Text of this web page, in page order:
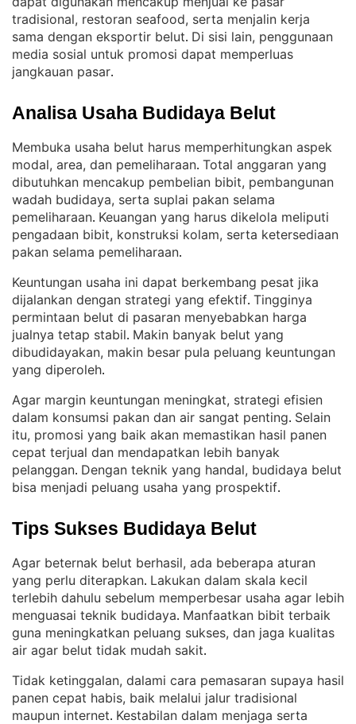
tradisional, restoran seafood, serta menjalin kerja
sama dengan eksportir belut. Di sisi lain, penggunaan
media sosial untuk promosi dapat memperluas
jangkauan pasar.
Analisa Usaha Budidaya Belut
Membuka usaha belut harus memperhitungkan aspek
modal, area, dan pemeliharaan. Total anggaran yang
dibutuhkan mencakup pembelian bibit, pembangunan
wadah budidaya, serta suplai pakan selama
pemeliharaan. Keuangan yang harus dikelola meliputi
pengadaan bibit, konstruksi kolam, serta ketersediaan
pakan selama pemeliharaan.
Keuntungan usaha ini dapat berkembang pesat jika
dijalankan dengan strategi yang efektif. Tingginya
permintaan belut di pasaran menyebabkan harga
jualnya tetap stabil. Makin banyak belut yang
dibudidayakan, makin besar pula peluang keuntungan
yang diperoleh.
Agar margin keuntungan meningkat, strategi efisien
dalam konsumsi pakan dan air sangat penting. Selain
itu, promosi yang baik akan memastikan hasil panen
cepat terjual dan mendapatkan lebih banyak
pelanggan. Dengan teknik yang handal, budidaya belut
bisa menjadi peluang usaha yang prospektif.
Tips Sukses Budidaya Belut
Agar beternak belut berhasil, ada beberapa aturan
yang perlu diterapkan. Lakukan dalam skala kecil
terlebih dahulu sebelum memperbesar usaha agar lebih
menguasai teknik budidaya. Manfaatkan bibit terbaik
guna meningkatkan peluang sukses, dan jaga kualitas
air agar belut tidak mudah sakit.
Tidak ketinggalan, dalami cara pemasaran supaya hasil
panen cepat habis, baik melalui jalur tradisional
maupun internet. Kestabilan dalam menjaga serta